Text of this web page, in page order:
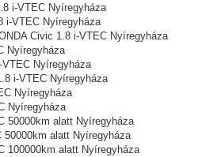
i-VTEC Nyíregyháza
i-VTEC Nyíregyháza
Civic 1.8 i-VTEC Nyíregyháza
Nyíregyháza
Nyíregyháza
i-VTEC Nyíregyháza
Nyíregyháza
Nyíregyháza
50000km alatt Nyíregyháza
50000km alatt Nyíregyháza
100000km alatt Nyíregyháza